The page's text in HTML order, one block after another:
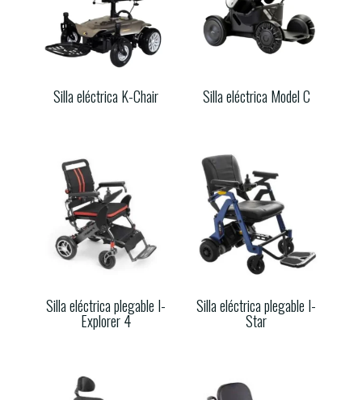
Silla eléctrica K-Chair Silla eléctrica Model C
Silla eléctrica plegable I-
Explorer 4
Silla eléctrica plegable I-
Star